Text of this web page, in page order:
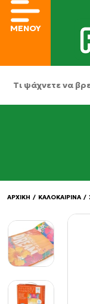
ΜΕΝΟΥ
ΑΡΧΙΚΗ / ΚΑΛΟΚΑΙΡΙΝΑ /